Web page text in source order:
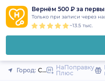
Вернём 500 ₽ за
Только при записи через
~13.5 тыс.
Город: Санкт-Петербург
НаПоправку
Плюс